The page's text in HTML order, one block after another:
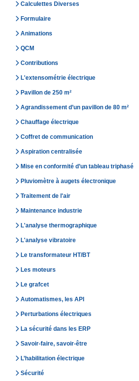
Calculettes Diverses
Formulaire
Animations
QCM
Contributions
L'extensométrie électrique
Pavillon de 250 m²
Agrandissement d’un pavillon de 80 m²
Chauffage électrique
Coffret de communication
Aspiration centralisée
Mise en conformité d’un tableau triphasé
Pluviomètre à augets électronique
Traitement de l'air
Maintenance industrie
L'analyse thermographique
L'analyse vibratoire
Le transformateur HT/BT
Les moteurs
Le grafcet
Automatismes, les API
Perturbations électriques
La sécurité dans les ERP
Savoir-faire, savoir-être
L’habilitation électrique
Sécurité